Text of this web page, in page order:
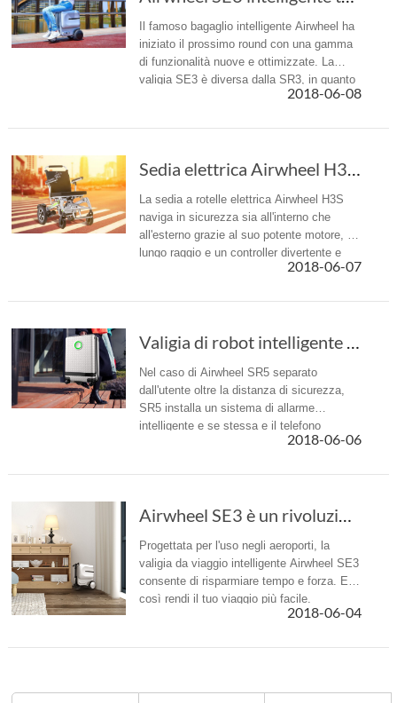
Il famoso bagaglio intelligente Airwheel ha
iniziato il prossimo round con una gamma
di funzionalità nuove e ottimizzate. La
valigia SE3 è diversa dalla SR3, in quanto
2018-06-08
Sedia elettrica Airwheel H3S: ogni funzionali...
La sedia a rotelle elettrica Airwheel H3S
naviga in sicurezza sia all'interno che
all'esterno grazie al suo potente motore, a
lungo raggio e un controller divertente e
2018-06-07
Valigia di robot intelligente Airwheel SR5: v...
Nel caso di Airwheel SR5 separato
dall'utente oltre la distanza di sicurezza,
SR5 installa un sistema di allarme
intelligente e se stessa e il telefono
dell'utente rilascerà avvisi per ricordare
2018-06-06
Airwheel SE3 è un rivoluzionario pezzo di bagaglio a mano motorizzato
Progettata per l'uso negli aeroporti, la
valigia da viaggio intelligente Airwheel SE3
consente di risparmiare tempo e forza. E
così rendi il tuo viaggio più facile.
2018-06-04